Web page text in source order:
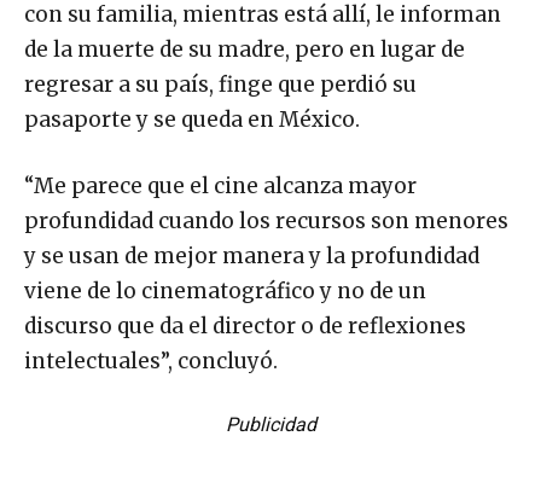
con su familia, mientras está allí, le informan
de la muerte de su madre, pero en lugar de
regresar a su país, finge que perdió su
pasaporte y se queda en México.
“Me parece que el cine alcanza mayor
profundidad cuando los recursos son menores
y se usan de mejor manera y la profundidad
viene de lo cinematográfico y no de un
discurso que da el director o de reflexiones
intelectuales”, concluyó.
Publicidad